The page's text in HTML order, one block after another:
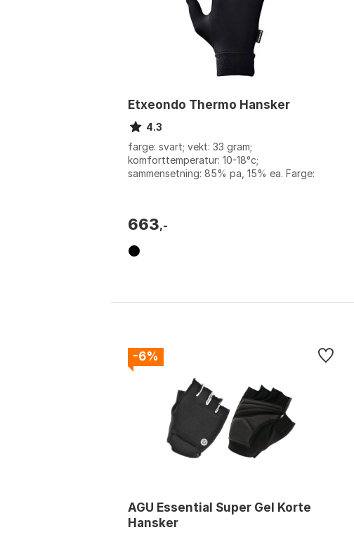
Etxeondo Thermo Hansker
4.3
farge: svart; vekt: 33 gram;
komforttemperatur: 10-18°c;
sammensetning: 85% pa, 15% ea. Farge:
663,-
-6%
AGU Essential Super Gel Korte
Hansker